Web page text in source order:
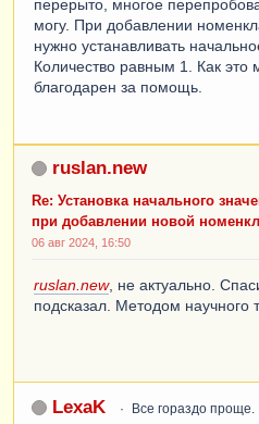
перерыто, многое
могу. При добавлении
нужно устанавливать
Количество равным 1. Как это
благодарен за помощь.
ruslan.new
Re: Установка начального
при добавлении новой
06 авг 2024, 16:50
ruslan.new, не актуально.
подсказал. Методом научного
LexaK Все гораздо проще.